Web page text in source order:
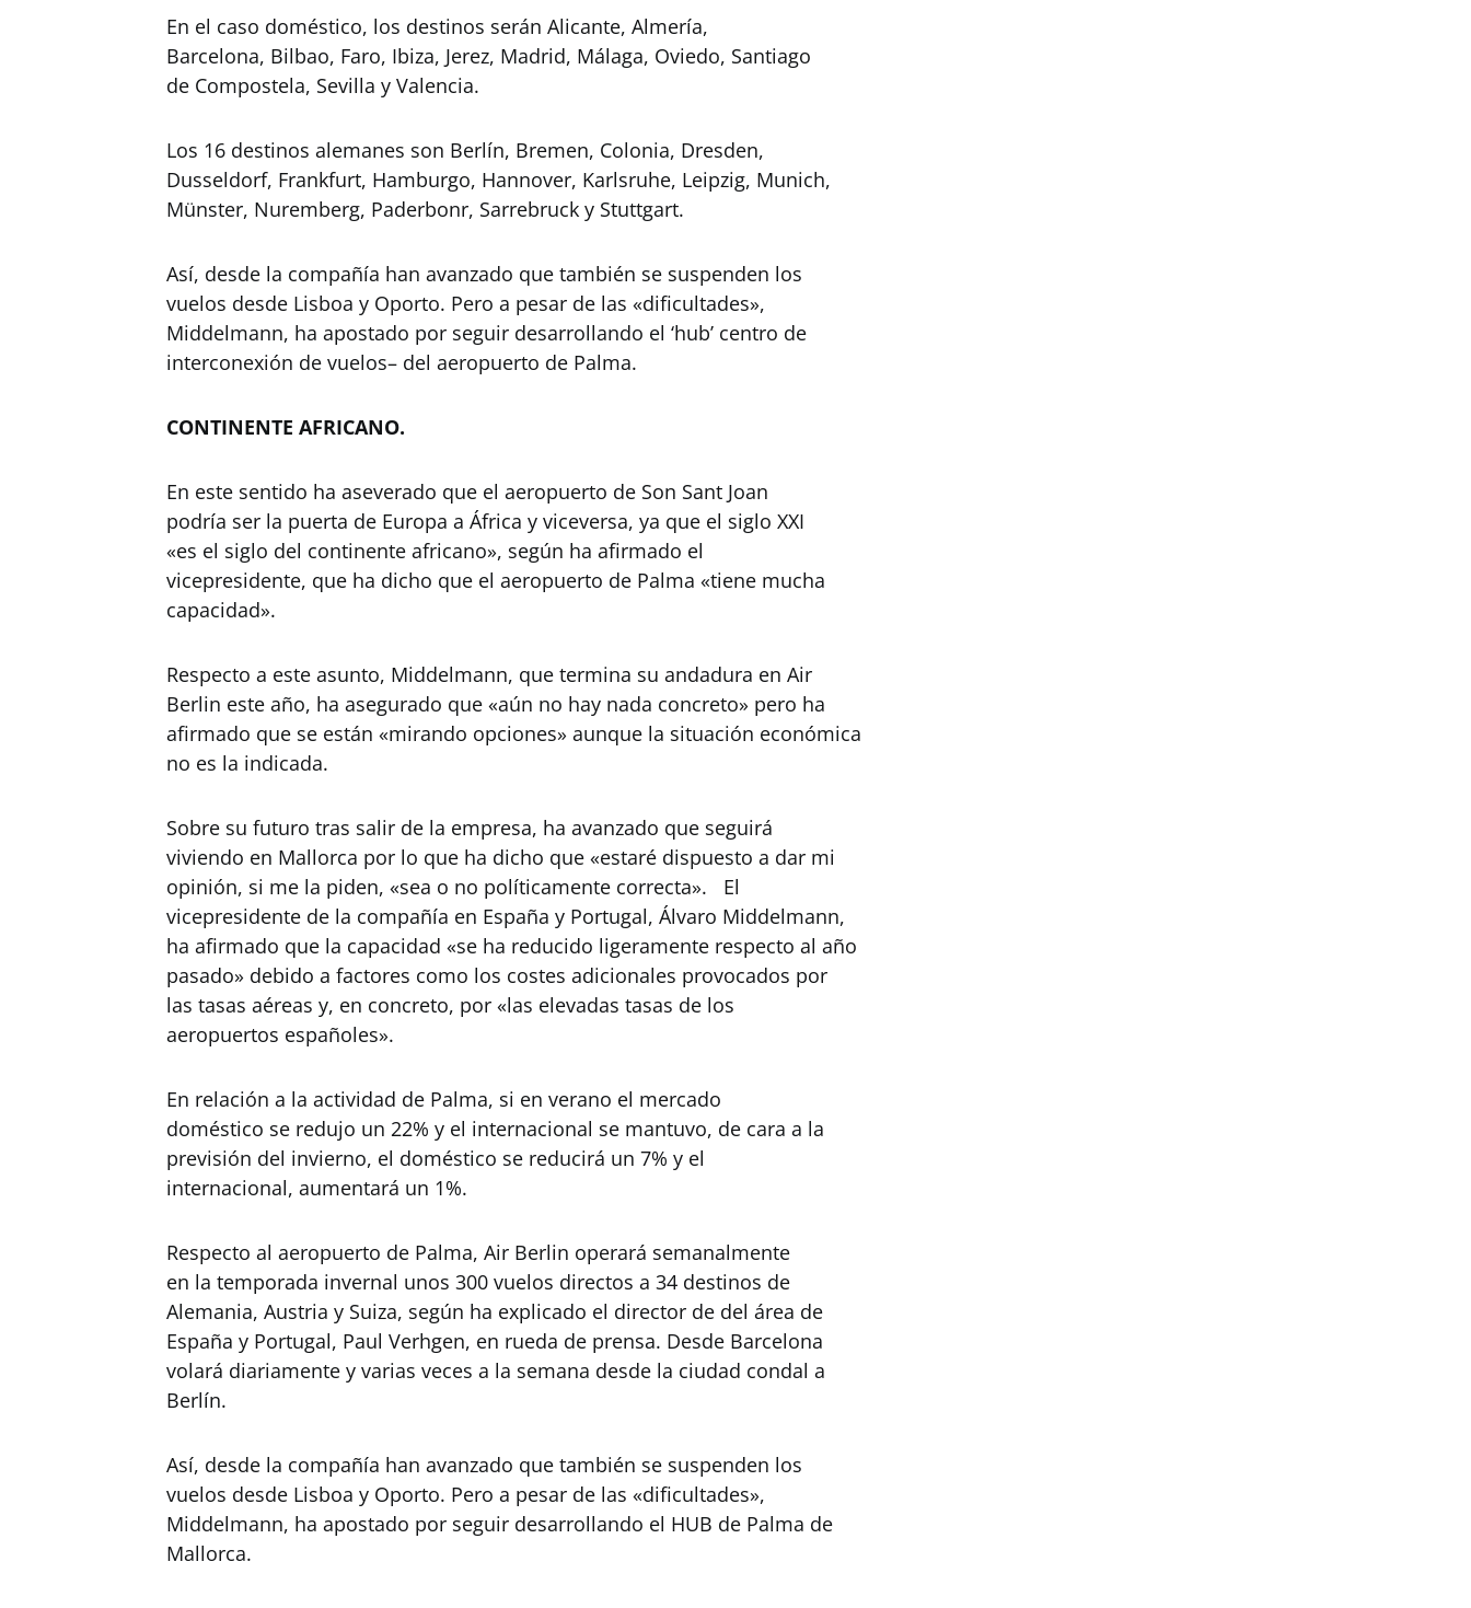
En el caso doméstico, los destinos serán Alicante, Almería,
Barcelona, Bilbao, Faro, Ibiza, Jerez, Madrid, Málaga, Oviedo, Santiago
de Compostela, Sevilla y Valencia.
Los 16 destinos alemanes son Berlín, Bremen, Colonia, Dresden,
Dusseldorf, Frankfurt, Hamburgo, Hannover, Karlsruhe, Leipzig, Munich,
Münster, Nuremberg, Paderbonr, Sarrebruck y Stuttgart.
Así, desde la compañía han avanzado que también se suspenden los
vuelos desde Lisboa y Oporto. Pero a pesar de las «dificultades»,
Middelmann, ha apostado por seguir desarrollando el ‘hub’ centro de
interconexión de vuelos– del aeropuerto de Palma.
CONTINENTE AFRICANO.
En este sentido ha aseverado que el aeropuerto de Son Sant Joan
podría ser la puerta de Europa a África y viceversa, ya que el siglo XXI
«es el siglo del continente africano», según ha afirmado el
vicepresidente, que ha dicho que el aeropuerto de Palma «tiene mucha
capacidad».
Respecto a este asunto, Middelmann, que termina su andadura en Air
Berlin este año, ha asegurado que «aún no hay nada concreto» pero ha
afirmado que se están «mirando opciones» aunque la situación económica
no es la indicada.
Sobre su futuro tras salir de la empresa, ha avanzado que seguirá
viviendo en Mallorca por lo que ha dicho que «estaré dispuesto a dar mi
opinión, si me la piden, «sea o no políticamente correcta». El
vicepresidente de la compañía en España y Portugal, Álvaro Middelmann,
ha afirmado que la capacidad «se ha reducido ligeramente respecto al año
pasado» debido a factores como los costes adicionales provocados por
las tasas aéreas y, en concreto, por «las elevadas tasas de los
aeropuertos españoles».
En relación a la actividad de Palma, si en verano el mercado
doméstico se redujo un 22% y el internacional se mantuvo, de cara a la
previsión del invierno, el doméstico se reducirá un 7% y el
internacional, aumentará un 1%.
Respecto al aeropuerto de Palma, Air Berlin operará semanalmente
en la temporada invernal unos 300 vuelos directos a 34 destinos de
Alemania, Austria y Suiza, según ha explicado el director de del área de
España y Portugal, Paul Verhgen, en rueda de prensa. Desde Barcelona
volará diariamente y varias veces a la semana desde la ciudad condal a
Berlín.
Así, desde la compañía han avanzado que también se suspenden los
vuelos desde Lisboa y Oporto. Pero a pesar de las «dificultades»,
Middelmann, ha apostado por seguir desarrollando el HUB de Palma de
Mallorca.